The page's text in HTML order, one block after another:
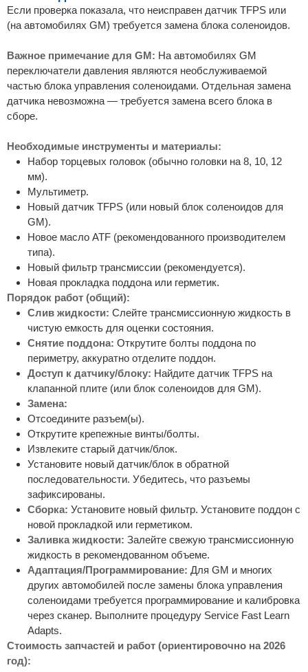
Если проверка показала, что неисправен датчик TFPS или
(на автомобилях GM) требуется замена блока соленоидов.
Важное примечание для GM: На автомобилях GM
переключатели давления являются необслуживаемой
частью блока управления соленоидами. Отдельная замена
датчика невозможна — требуется замена всего блока в
сборе.
Необходимые инструменты и материалы:
Набор торцевых головок (обычно головки на 8, 10, 12
мм).
Мультиметр.
Новый датчик TFPS (или новый блок соленоидов для
GM).
Новое масло ATF (рекомендованного производителем
типа).
Новый фильтр трансмиссии (рекомендуется).
Новая прокладка поддона или герметик.
Порядок работ (общий):
Слив жидкости: Слейте трансмиссионную жидкость в
чистую емкость для оценки состояния.
Снятие поддона: Открутите болты поддона по
периметру, аккуратно отделите поддон.
Доступ к датчику/блоку: Найдите датчик TFPS на
клапанной плите (или блок соленоидов для GM).
Замена:
Отсоедините разъем(ы).
Открутите крепежные винты/болты.
Извлеките старый датчик/блок.
Установите новый датчик/блок в обратной
последовательности. Убедитесь, что разъемы
зафиксированы.
Сборка: Установите новый фильтр. Установите поддон с
новой прокладкой или герметиком.
Заливка жидкости: Залейте свежую трансмиссионную
жидкость в рекомендованном объеме.
Адаптация/Программирование: Для GM и многих
других автомобилей после замены блока управления
соленоидами требуется программирование и калибровка
через сканер. Выполните процедуру Service Fast Learn
Adapts.
Стоимость запчастей и работ (ориентировочно на 2026
год):